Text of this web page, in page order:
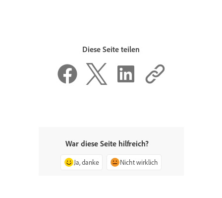
Diese Seite teilen
War diese Seite hilfreich?
Ja, danke Nicht wirklich